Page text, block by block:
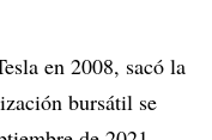
en 2008, sacó la
bursátil se